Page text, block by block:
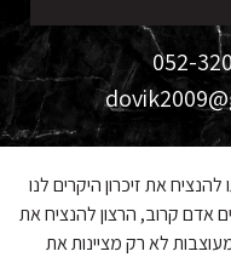
את זיכרון היקרים לנו
אדם קרוב, הרצון להנציח את
לא רק מציינות את